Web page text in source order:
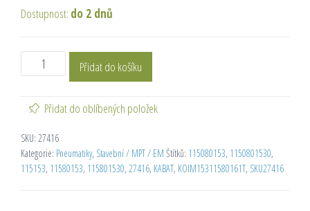
Dostupnost: do 2 dnů
Přidat do košíku
Přidat do oblíbených položek
SKU: 27416
Kategorie: Pneumatiky, Stavební / MPT / EM Štítků: 115080153, 1150801530,
115153, 11580153, 115801530, 27416, KABAT, KOIM15311580161T, SKU27416